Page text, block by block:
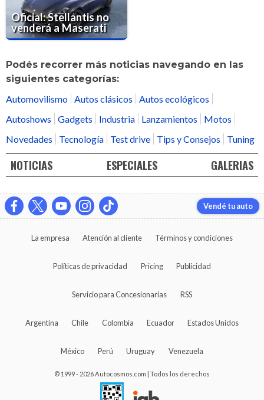
Oficial: Stellantis no
venderá a Maserati
Podés recorrer más noticias navegando en las
siguientes categorías:
Automovilismo
Autos clásicos
Autos ecológicos
Autoshows
Gadgets Industria Lanzamientos
Motos
Novedades
Tecnología Test drive Tips y Consejos Tuning
NOTICIAS ESPECIALES GALERIAS
Vendé tu auto
La empresa Atención al cliente Términos y condiciones
Políticas de privacidad Pricing Publicidad
Servicio para Concesionarias RSS
Argentina Chile Colombia Ecuador Estados Unidos
México Perú Uruguay Venezuela
© 1999 - 2026 Autocosmos.com | Todos los derechos